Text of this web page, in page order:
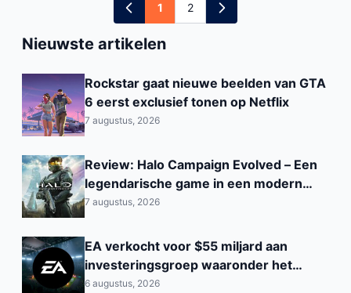
1 2
Nieuwste artikelen
Rockstar gaat nieuwe beelden van GTA
6 eerst exclusief tonen op Netflix
7 augustus, 2026
Review: Halo Campaign Evolved – Een
legendarische game in een modern
jasje
7 augustus, 2026
EA verkocht voor $55 miljard aan
investeringsgroep waaronder het
Saoedi‑Arabisch PIF
6 augustus, 2026